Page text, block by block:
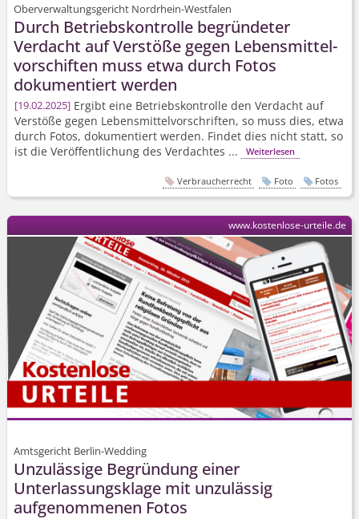
Oberverwaltungsgericht Nordrhein-Westfalen
Durch Betriebskontrolle begründeter
Verdacht auf Verstöße gegen Lebens­mittel­
vorschiften muss etwa durch Fotos
dokumentiert werden
19.02.2025 Ergibt eine Betriebskontrolle den Verdacht auf
Verstöße gegen Lebens­mittel­vorschriften, so muss dies, etwa
durch Fotos, dokumentiert werden. Findet dies nicht statt, so
ist die Veröffentlichung des Verdachtes ...
Weiterlesen
Verbraucherrecht Foto Fotos
Amtsgericht Berlin-Wedding
Unzulässige Begründung einer
Unterlassungsklage mit unzulässig
aufgenommenen Fotos
www.kostenlose-urteile.de